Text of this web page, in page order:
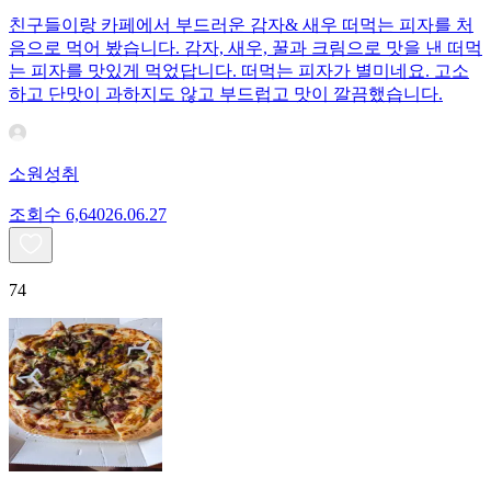
친구들이랑 카페에서 부드러운 감자& 새우 떠먹는 피자를 처
음으로 먹어 봤습니다. 감자, 새우, 꿀과 크림으로 맛을 낸 떠먹
는 피자를 맛있게 먹었답니다. 떠먹는 피자가 별미네요. 고소
하고 단맛이 과하지도 않고 부드럽고 맛이 깔끔했습니다.
소원성취
조회수 6,64026.06.27
74